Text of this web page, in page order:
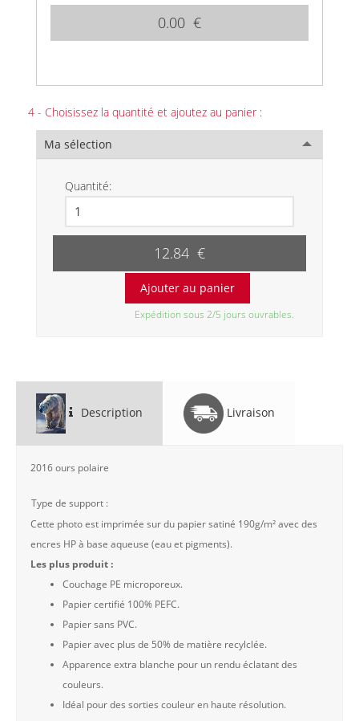
0.00 €
4 - Choisissez la quantité et ajoutez au panier :
Ma sélection
Quantité:
12.84 €
Expédition sous 2/5 jours ouvrables.
Description Livraison
2016 ours polaire
Type de support :
Cette photo est imprimée sur du papier satiné 190g/m² avec des
encres HP à base aqueuse (eau et pigments).
Les plus produit :
Couchage PE microporeux.
Papier certifié 100% PEFC.
Papier sans PVC.
Papier avec plus de 50% de matière recylclée.
Apparence extra blanche pour un rendu éclatant des
couleurs.
Idéal pour des sorties couleur en haute résolution.